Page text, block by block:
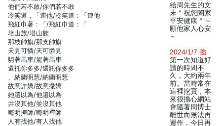
他們若不敢/你們若不敢
冷笑道，「連他/冷笑道：「連他
飛紅巾著：「/飛紅巾道：「
培山族/塔山族
那枝帥旗/那支帥旗
天見可憐/天可憐見
騎著馬車/駕著馬車
還托你多多/還託你多多
、納蘭明慧/納蘭明慧
故意詐嬌/故意撒嬌
她還以為/他還以為
井沒其他/並沒其他
晦明撣師/晦明禪師
人有找他/有人找他
給周先生的文
末＂祝您闔家
平安健康＂～
願他家人心安
～
2024/1/7 強
第一次知道好
讀的時間不
久，大約兩年
前。當時常在
這裡挖寶，本
來很擔心網站
會隨著周博士
離世而無法再
運作，今日再